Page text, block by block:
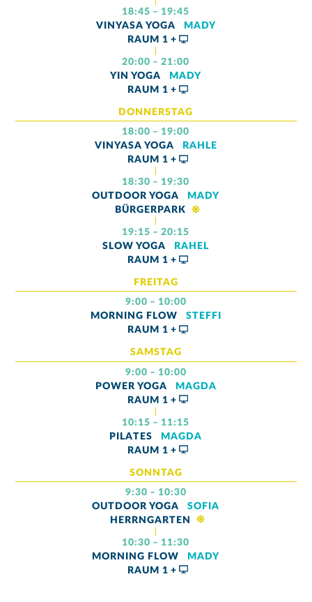
18:45 – 19:45
VINYASA YOGA
MADY
RAUM 1 +
20:00 – 21:00
YIN YOGA
MADY
RAUM 1 +
DONNERSTAG
18:00 – 19:00
VINYASA YOGA
RAHLE
RAUM 1 +
18:30 – 19:30
OUTDOOR YOGA
MADY
BÜRGERPARK
19:15 – 20:15
SLOW YOGA
RAHEL
RAUM 1 +
FREITAG
9:00 – 10:00
MORNING FLOW
STEFFI
RAUM 1 +
SAMSTAG
9:00 – 10:00
POWER YOGA
MAGDA
RAUM 1 +
10:15 – 11:15
PILATES
MAGDA
RAUM 1 +
SONNTAG
9:30 – 10:30
OUTDOOR YOGA
SOFIA
HERRNGARTEN
10:30 – 11:30
MORNING FLOW
MADY
RAUM 1 +